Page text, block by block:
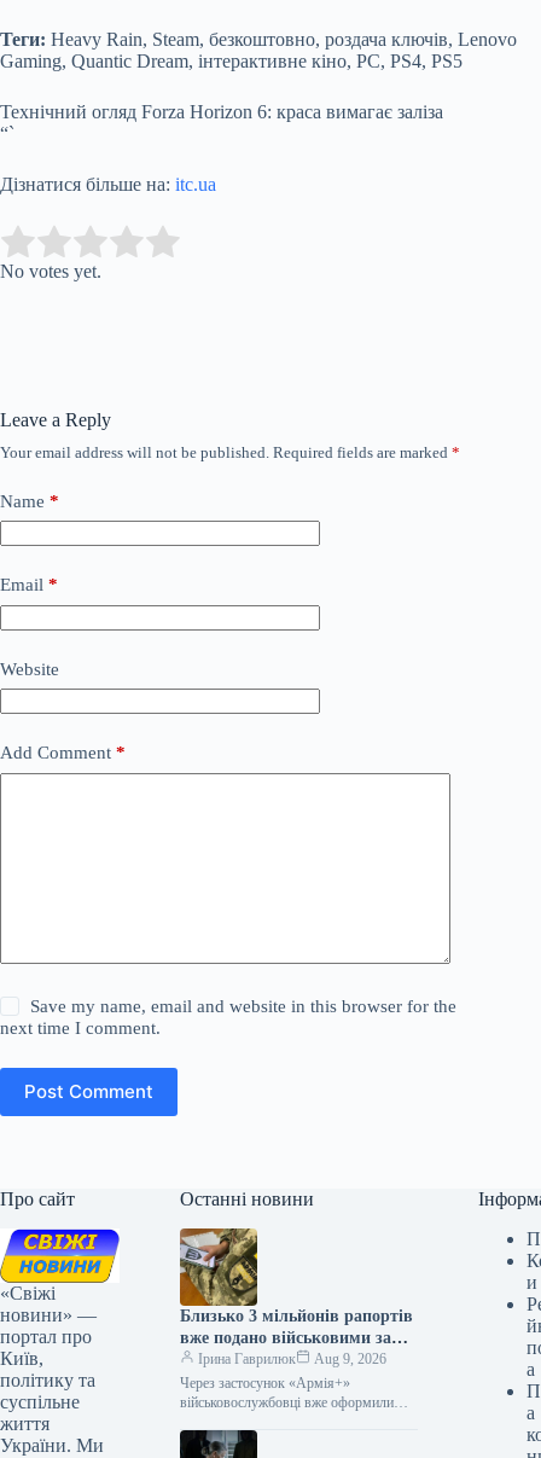
Теги: Heavy Rain, Steam, безкоштовно, роздача ключів, Lenovo
Gaming, Quantic Dream, інтерактивне кіно, PC, PS4, PS5
Технічний огляд Forza Horizon 6: краса вимагає заліза
“`
Дізнатися більше на: itc.ua
Rate this item:
No votes yet.
Leave a Reply
Your email address will not be published. Required fields are marked *
Name *
Email *
Website
Add Comment *
Save my name, email and website in this browser for the
next time I comment.
Post Comment
Про сайт
«Свіжі
новини» —
портал про
Київ,
політику та
суспільне
життя
України. Ми
Останні новини
Близько 3 мільйонів рапортів
вже подано військовими за
допомогою мобільного
додатку «Армія+»
Ірина Гаврилюк
Aug 9, 2026
Через застосунок «Армія+»
військовослужбовці вже оформили
09.08.2026 04:07 Укрінформ За два
и
а
а